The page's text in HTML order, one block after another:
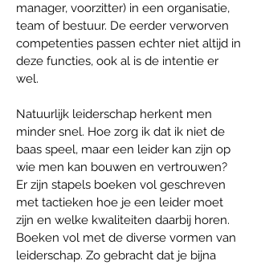
manager, voorzitter) in een organisatie,
team of bestuur. De eerder verworven
competenties passen echter niet altijd in
deze functies, ook al is de intentie er
wel.
Natuurlijk leiderschap herkent men
minder snel. Hoe zorg ik dat ik niet de
baas speel, maar een leider kan zijn op
wie men kan bouwen en vertrouwen?
Er zijn stapels boeken vol geschreven
met tactieken hoe je een leider moet
zijn en welke kwaliteiten daarbij horen.
Boeken vol met de diverse vormen van
leiderschap. Zo gebracht dat je bijna